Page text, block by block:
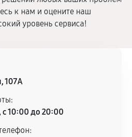
к нам и оцените наш
уровень сервиса!
107А
10:00 до 20:00